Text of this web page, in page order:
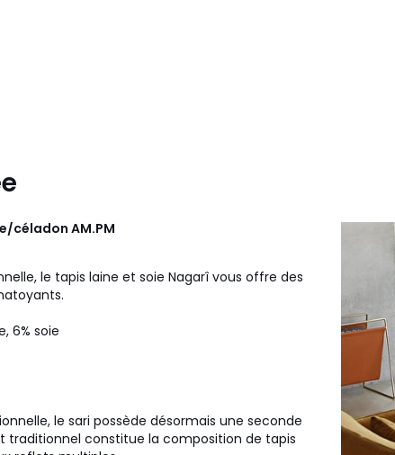
céladon AM.PM
le tapis laine et soie Nagarî vous offre des
6% soie
le sari possède désormais une seconde
traditionnel constitue la composition de tapis